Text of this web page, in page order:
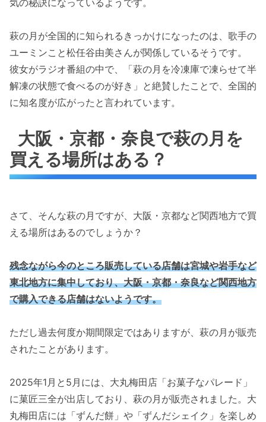
萩の月が全国的に知られるきっかけになったのは、歌手の
ユーミンこと松任谷由美さんが関係しているそうです。
彼女がラジオ番組の中で、「萩の月を冷凍庫で凍らせて半
解凍の状態で食べるのが好き」と絶賛したことで、全国的
に知名度が広がったと言われています。
大阪・京都・奈良で萩の月を
買える場所はある？
さて、そんな萩の月ですが、大阪・京都など関西地方で買
える場所はあるのでしょうか？
残念ながら今のところ販売している店舗は宮城や岩手など
東北地方に集中しており、大阪・京都・奈良など関西地方
で購入できる店舗はないようです。
ただし過去何度か期間限定ではありますが、萩の月が販売
されたことがあります。
2025年1月と5月には、大丸梅田店「お菓子なパレード」
に菓匠三全が出店しており、萩の月が販売されました。大
丸梅田店には「ずんだ餅」や「ずんだシェイク」を楽しめ